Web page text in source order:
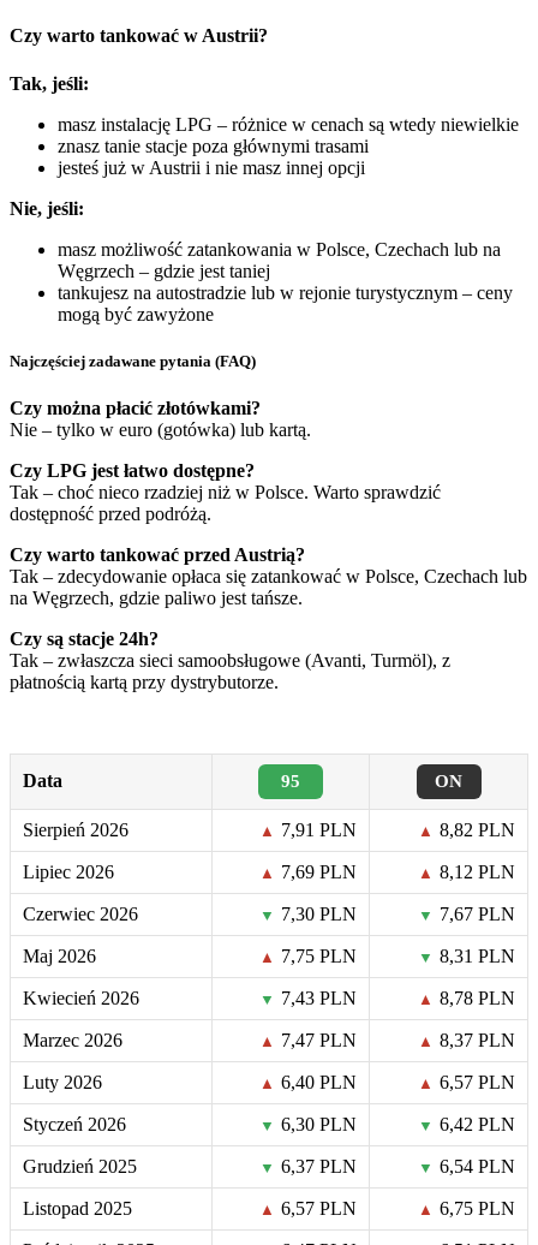
Czy warto tankować w Austrii?
Tak, jeśli:
masz instalację LPG – różnice w cenach są wtedy niewielkie
znasz tanie stacje poza głównymi trasami
jesteś już w Austrii i nie masz innej opcji
Nie, jeśli:
masz możliwość zatankowania w Polsce, Czechach lub na
Węgrzech – gdzie jest taniej
tankujesz na autostradzie lub w rejonie turystycznym – ceny
mogą być zawyżone
Najczęściej zadawane pytania (FAQ)
Czy można płacić złotówkami?
Nie – tylko w euro (gotówka) lub kartą.
Czy LPG jest łatwo dostępne?
Tak – choć nieco rzadziej niż w Polsce. Warto sprawdzić
dostępność przed podróżą.
Czy warto tankować przed Austrią?
Tak – zdecydowanie opłaca się zatankować w Polsce, Czechach lub
na Węgrzech, gdzie paliwo jest tańsze.
Czy są stacje 24h?
Tak – zwłaszcza sieci samoobsługowe (Avanti, Turmöl), z
płatnością kartą przy dystrybutorze.
Data 95 ON
Sierpień 2026 ▲ 7,91 PLN ▲ 8,82 PLN
Lipiec 2026 ▲ 7,69 PLN ▲ 8,12 PLN
Czerwiec 2026 ▼ 7,30 PLN ▼ 7,67 PLN
Maj 2026 ▲ 7,75 PLN ▼ 8,31 PLN
Kwiecień 2026 ▼ 7,43 PLN ▲ 8,78 PLN
Marzec 2026 ▲ 7,47 PLN ▲ 8,37 PLN
Luty 2026 ▲ 6,40 PLN ▲ 6,57 PLN
Styczeń 2026 ▼ 6,30 PLN ▼ 6,42 PLN
Grudzień 2025 ▼ 6,37 PLN ▼ 6,54 PLN
Listopad 2025 ▲ 6,57 PLN ▲ 6,75 PLN